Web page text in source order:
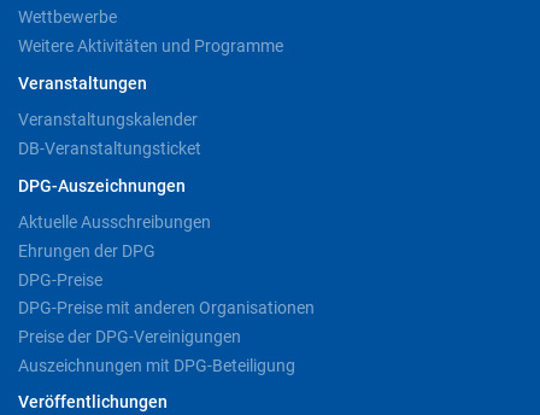
Wettbewerbe
Weitere Aktivitäten und Programme
Veranstaltungen
Veranstaltungskalender
DB-Veranstaltungsticket
DPG-Auszeichnungen
Aktuelle Ausschreibungen
Ehrungen der DPG
DPG-Preise
DPG-Preise mit anderen Organisationen
Preise der DPG-Vereinigungen
Auszeichnungen mit DPG-Beteiligung
Veröffentlichungen